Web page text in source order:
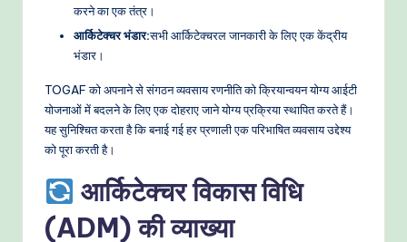
करने का एक तंत्र।
आर्किटेक्चर भंडार:सभी आर्किटेक्चरल जानकारी के लिए एक केंद्रीय
भंडार।
TOGAF को अपनाने से संगठन व्यवसाय रणनीति को क्रियान्वयन योग्य आईटी
योजनाओं में बदलने के लिए एक दोहराए जाने योग्य प्रक्रिया स्थापित करते हैं।
यह सुनिश्चित करता है कि बनाई गई हर प्रणाली एक परिभाषित व्यवसाय उद्देश्य
को पूरा करती है।
आर्किटेक्चर विकास विधि
(ADM) की व्याख्या